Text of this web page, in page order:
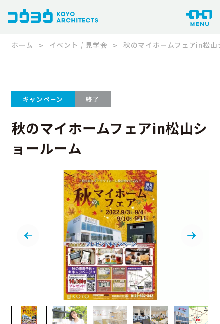
ホーム イベント / 見学会 秋のマイホームフェアin松
キャンペーン 終了
秋のマイホームフェアin松山シ
ョールーム